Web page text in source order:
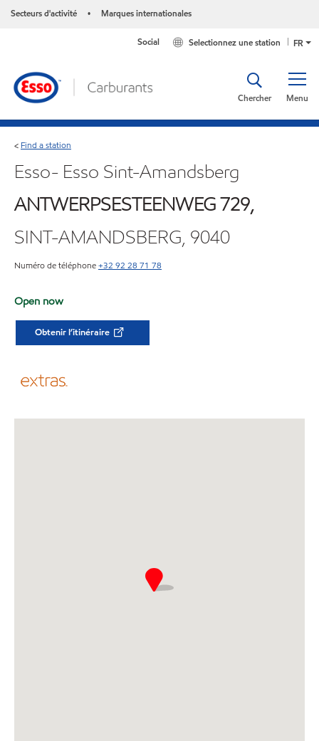
Secteurs d'activité • Marques internationales
FR
Selectionnez une station
Social
Menu
Chercher
< Find a station
Esso- Esso Sint-Amandsberg
ANTWERPSESTEENWEG 729,
SINT-AMANDSBERG, 9040
Numéro de téléphone+32 92 28 71 78
Open now
Obtenir l’itinéraire